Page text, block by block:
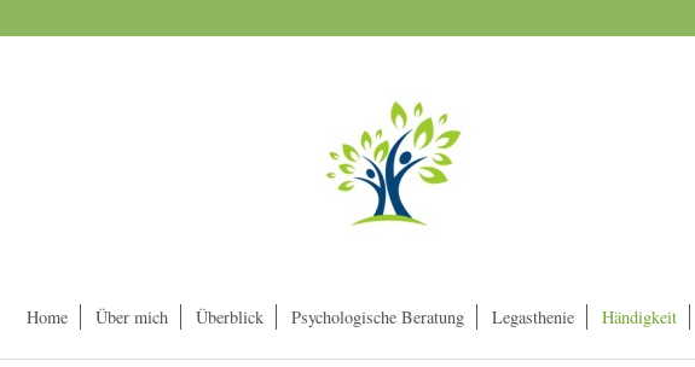
Home Über mich Überblick Psychologische Beratung Legasthenie Händigkeit